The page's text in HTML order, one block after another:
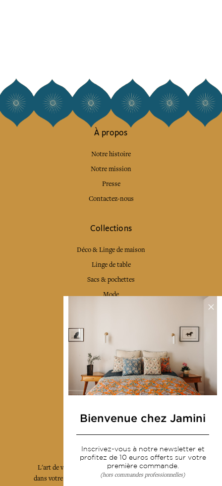
À propos
Notre histoire
Notre mission
Presse
Contactez-nous
Collections
Déco & Linge de maison
Linge de table
Sacs & pochettes
Mode
Livraison & retour
CGV
Devenir revendeur
Notre communauté
L'art de vivre JAMINI raconté avec poésie et élégance
dans votre boîte mail. Inscrivez vous à notre newsletter
Bienvenue chez Jamini
Inscrivez-vous à notre newsletter et
profitez de 10 euros offerts sur votre
première commande.
(hors commandes professionnelles)